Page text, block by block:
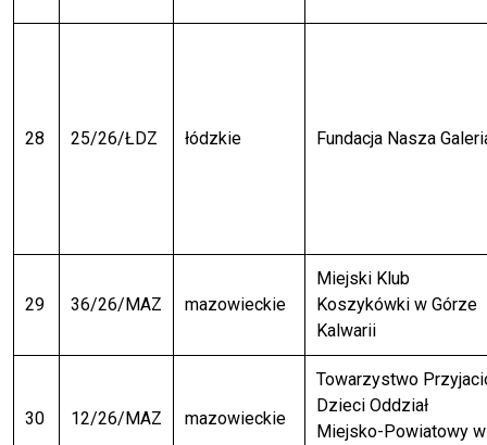
28 25/26/ŁDZ łódzkie Fundacja Nasza
29 36/26/MAZ mazowieckie
Miejski Klub
Koszykówki w Górze
Kalwarii
30 12/26/MAZ mazowieckie
Towarzystwo
Dzieci Oddział
Miejsko-Powiatowy w